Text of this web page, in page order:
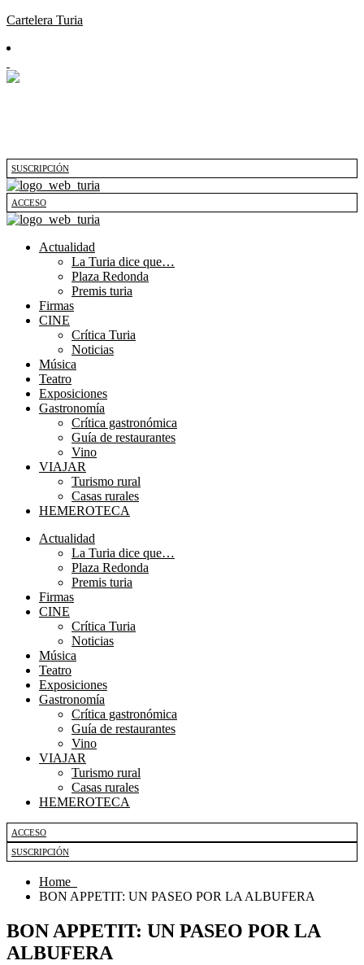
Cartelera Turia
SUSCRIPCIÓN
ACCESO
Actualidad
La Turia dice que…
Plaza Redonda
Premis turia
Firmas
CINE
Crítica Turia
Noticias
Música
Teatro
Exposiciones
Gastronomía
Crítica gastronómica
Guía de restaurantes
Vino
VIAJAR
Turismo rural
Casas rurales
HEMEROTECA
Menú
Actualidad
La Turia dice que…
Plaza Redonda
Premis turia
Firmas
CINE
Crítica Turia
Noticias
Música
Teatro
Exposiciones
Gastronomía
Crítica gastronómica
Guía de restaurantes
Vino
VIAJAR
Turismo rural
Casas rurales
HEMEROTECA
ACCESO
SUSCRIPCIÓN
Home
BON APPETIT: UN PASEO POR LA ALBUFERA
BON APPETIT: UN PASEO POR LA
ALBUFERA